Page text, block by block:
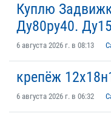
Куплю
Ду80ру40.
6 августа 2026 г. в 08:13
крепёж
6 августа 2026 г. в 06:32